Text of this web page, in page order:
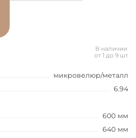
В наличии
от 1 до 9 шт
микровелюр/металл
6.94
600 мм
640 мм